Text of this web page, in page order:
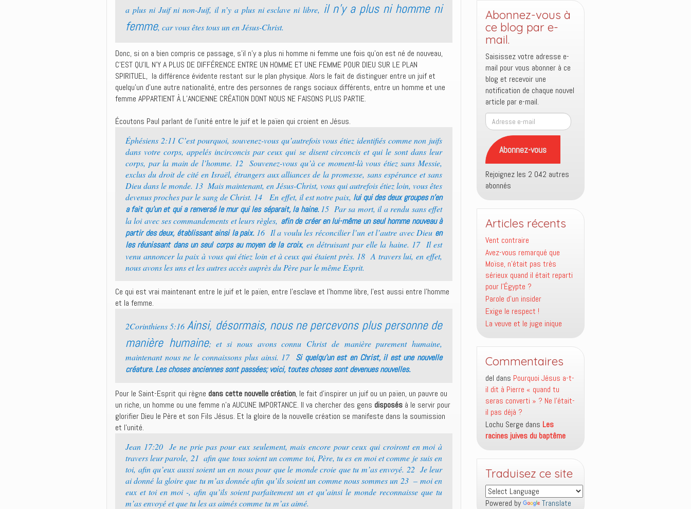
a plus ni Juif ni non-Juif, il n’y a plus ni esclave ni libre, il n’y a plus ni homme ni
femme, car vous êtes tous un en Jésus-Christ.
Donc, si on a bien compris ce passage, s’il n’y a plus ni homme ni femme une fois qu’on est né de nouveau,
C’EST QU’IL N’Y A PLUS DE DIFFÉRENCE ENTRE UN HOMME ET UNE FEMME POUR DIEU SUR LE PLAN
SPIRITUEL, la différence évidente restant sur le plan physique. Alors le fait de distinguer entre un juif et
quelqu’un d’une autre nationalité, entre des personnes de rangs sociaux différents, entre un homme et une
femme APPARTIENT À L’ANCIENNE CRÉATION DONT NOUS NE FAISONS PLUS PARTIE.
Écoutons Paul parlant de l’unité entre le juif et le païen qui croient en Jésus.
Éphésiens 2:11 C’est pourquoi, souvenez-vous qu’autrefois vous étiez identifiés comme non juifs
dans votre corps, appelés incirconcis par ceux qui se disent circoncis et qui le sont dans leur
corps, par la main de l’homme. 12 Souvenez-vous qu’à ce moment-là vous étiez sans Messie,
exclus du droit de cité en Israël, étrangers aux alliances de la promesse, sans espérance et sans
Dieu dans le monde. 13 Mais maintenant, en Jésus-Christ, vous qui autrefois étiez loin, vous êtes
devenus proches par le sang de Christ. 14 En effet, il est notre paix, lui qui des deux groupes n’en
a fait qu’un et qui a renversé le mur qui les séparait, la haine.15 Par sa mort, il a rendu sans effet
la loi avec ses commandements et leurs règles, afin de créer en lui-même un seul homme nouveau à
partir des deux, établissant ainsi la paix.16 Il a voulu les réconcilier l’un et l’autre avec Dieu en
les réunissant dans un seul corps au moyen de la croix, en détruisant par elle la haine. 17 Il est
venu annoncer la paix à vous qui étiez loin et à ceux qui étaient près. 18 A travers lui, en effet,
nous avons les uns et les autres accès auprès du Père par le même Esprit.
Ce qui est vrai maintenant entre le juif et le païen, entre l’esclave et l’homme libre, l’est aussi entre l’homme
et la femme.
2Corinthiens 5:16 Ainsi, désormais, nous ne percevons plus personne de
manière humaine; et si nous avons connu Christ de manière purement humaine,
maintenant nous ne le connaissons plus ainsi. 17 Si quelqu’un est en Christ, il est une nouvelle
créature. Les choses anciennes sont passées; voici, toutes choses sont devenues nouvelles.
Pour le Saint-Esprit qui règne dans cette nouvelle création, le fait d’inspirer un juif ou un païen, un pauvre ou
un riche, un homme ou une femme n’a AUCUNE IMPORTANCE. Il va chercher des gens disposés à le servir pour
glorifier Dieu le Père et son Fils Jésus. Et la gloire de la nouvelle création se manifeste dans la soumission
et l’unité.
Jean 17:20 Je ne prie pas pour eux seulement, mais encore pour ceux qui croiront en moi à
travers leur parole, 21 afin que tous soient un comme toi, Père, tu es en moi et comme je suis en
toi, afin qu’eux aussi soient un en nous pour que le monde croie que tu m’as envoyé. 22 Je leur
ai donné la gloire que tu m’as donnée afin qu’ils soient un comme nous sommes un 23 – moi en
eux et toi en moi -, afin qu’ils soient parfaitement un et qu’ainsi le monde reconnaisse que tu
m’as envoyé et que tu les as aimés comme tu m’as aimé.
Abonnez-vous à
ce blog par e-
mail.
Saisissez votre adresse e-
mail pour vous abonner à ce
blog et recevoir une
notification de chaque nouvel
article par e-mail.
Adresse
e-
mail
Abonnez-vous
Rejoignez les 2 042 autres
abonnés
Articles récents
Vent contraire
Avez-vous remarqué que
Moïse, n’était pas très
sérieux quand il était reparti
pour l’Égypte ?
Parole d’un insider
Exige le respect !
La veuve et le juge inique
Commentaires
del dans Pourquoi Jésus a-t-
il dit à Pierre « quand tu
seras converti » ? Ne l’était-
il pas déjà ?
Lochu Serge dans Les
racines juives du baptême
Traduisez ce site
Powered by Translate